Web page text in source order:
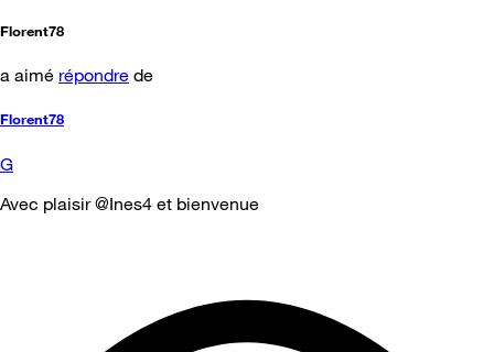
Florent78
a aimé répondre de
Florent78
G
Avec plaisir @Ines4 et bienvenue